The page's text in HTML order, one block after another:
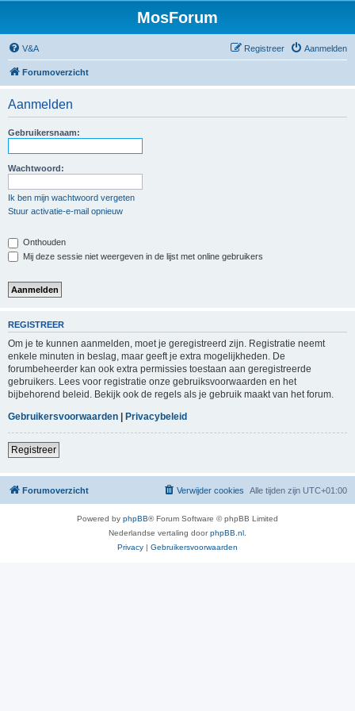
MosForum
V&A Aanmelden
Registreer
Forumoverzicht
Aanmelden
Gebruikersnaam:
Wachtwoord:
Ik ben mijn wachtwoord vergeten
Stuur activatie-e-mail opnieuw
Onthouden
Mij deze sessie niet weergeven in de lijst met online gebruikers
REGISTREER
Om je te kunnen aanmelden, moet je geregistreerd zijn. Registratie neemt
enkele minuten in beslag, maar geeft je extra mogelijkheden. De
forumbeheerder kan ook extra permissies toestaan aan geregistreerde
gebruikers. Lees voor registratie onze gebruiksvoorwaarden en het
bijbehorend beleid. Bekijk ook de regels als je gebruik maakt van het forum.
Gebruikersvoorwaarden | Privacybeleid
Registreer
Forumoverzicht Alle tijden zijn UTC+01:00
Verwijder cookies
Powered by phpBB® Forum Software © phpBB Limited
Nederlandse vertaling doorphpBB.nl
Privacy | Gebruikersvoorwaarden